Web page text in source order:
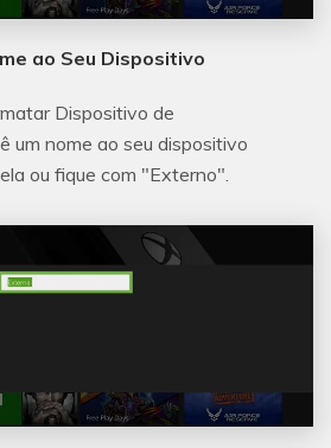
com uma solução baseada em
IA.
ao Seu Dispositivo
Dispositivo de
um nome ao seu dispositivo
ou fique com "Externo".